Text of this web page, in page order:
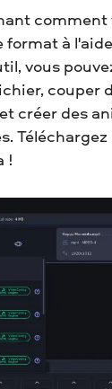
format à
vous
couper
créer des
!